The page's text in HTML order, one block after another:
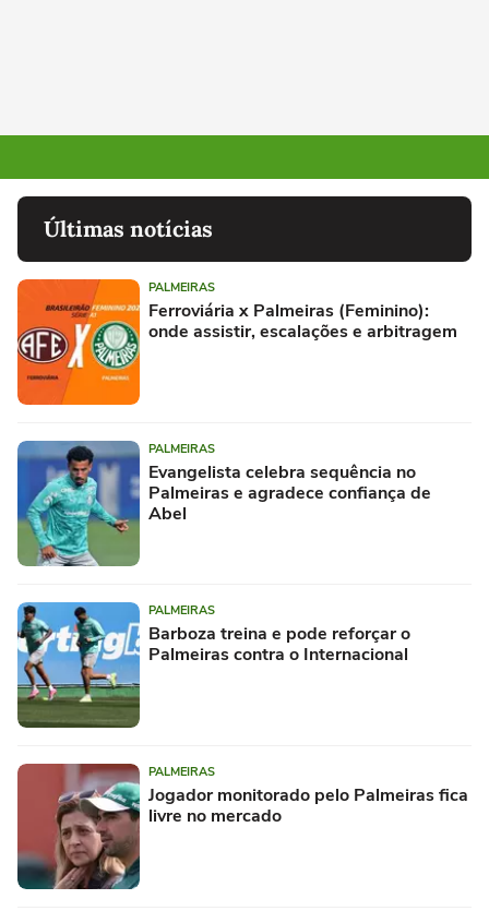
Últimas notícias
PALMEIRAS
Ferroviária x Palmeiras (Feminino):
onde assistir, escalações e arbitragem
PALMEIRAS
Evangelista celebra sequência no
Palmeiras e agradece confiança de
Abel
PALMEIRAS
Barboza treina e pode reforçar o
Palmeiras contra o Internacional
PALMEIRAS
Jogador monitorado pelo Palmeiras fica
livre no mercado